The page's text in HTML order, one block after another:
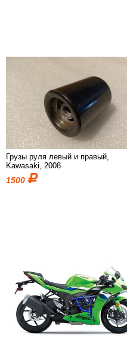
Грузы руля левый и правый,
Kawasaki, 2008
1500